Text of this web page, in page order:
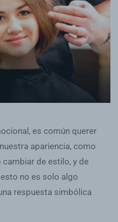
es común querer
apariencia, como
de estilo, y de
no es solo algo
respuesta simbólica